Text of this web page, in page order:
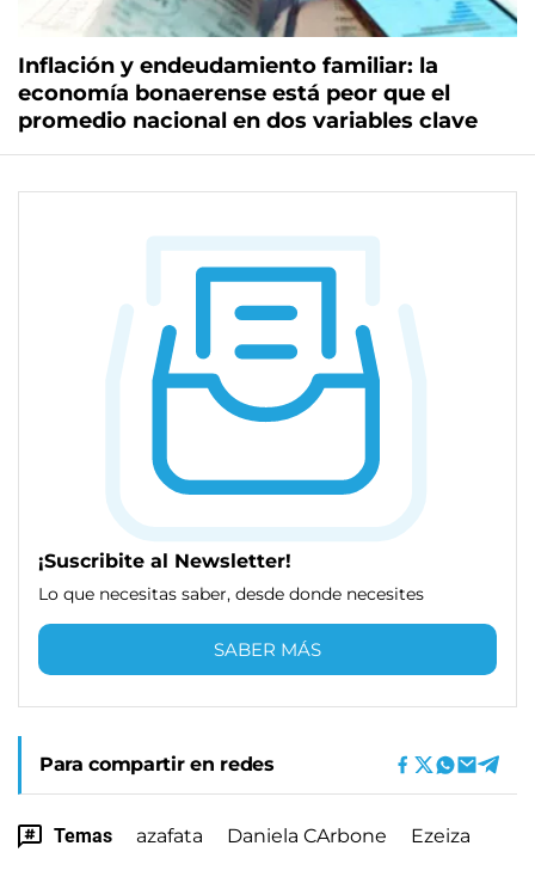
Inflación y endeudamiento familiar: la
economía bonaerense está peor que el
promedio nacional en dos variables clave
¡Suscribite al Newsletter!
Lo que necesitas saber, desde donde necesites
SABER MÁS
Para compartir en redes
Temas azafata Daniela CArbone Ezeiza